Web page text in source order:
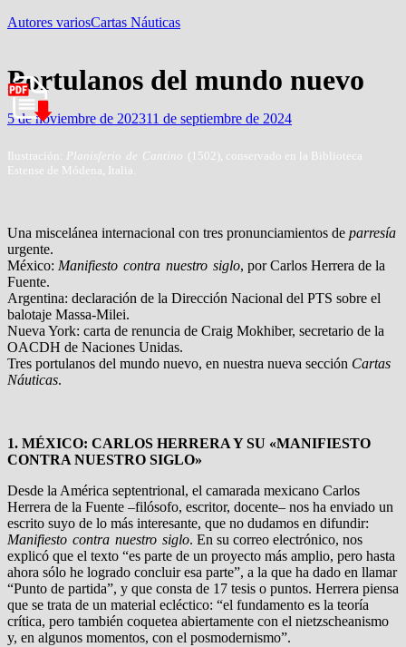
Autores variosCartas Náuticas
Portulanos del mundo nuevo
5 de noviembre de 202311 de septiembre de 2024
Ilustración: Planisferio de Cantino (1502), conservado en la Biblioteca
Estense de Módena, Italia.
Una miscelánea internacional con tres pronunciamientos de parresía
urgente.
México: Manifiesto contra nuestro siglo, por Carlos Herrera de la
Fuente.
Argentina: declaración de la Dirección Nacional del PTS sobre el
balotaje Massa-Milei.
Nueva York: carta de renuncia de Craig Mokhiber, secretario de la
OACDH de Naciones Unidas.
Tres portulanos del mundo nuevo, en nuestra nueva sección Cartas
Náuticas.
1. MÉXICO: CARLOS HERRERA Y SU «MANIFIESTO
CONTRA NUESTRO SIGLO»
Desde la América septentrional, el camarada mexicano Carlos
Herrera de la Fuente –filósofo, escritor, docente– nos ha enviado un
escrito suyo de lo más interesante, que no dudamos en difundir:
Manifiesto contra nuestro siglo. En su correo electrónico, nos
explicó que el texto “es parte de un proyecto más amplio, pero hasta
ahora sólo he logrado concluir esa parte”, a la que ha dado en llamar
“Punto de partida”, y que consta de 17 tesis o puntos. Herrera piensa
que se trata de un material ecléctico: “el fundamento es la teoría
crítica, pero también coquetea abiertamente con el nietzscheanismo
y, en algunos momentos, con el posmodernismo”.